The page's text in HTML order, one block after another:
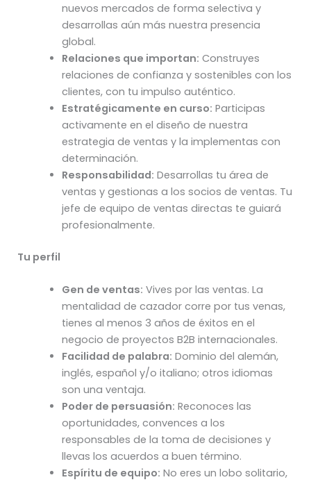
nuevos mercados de forma selectiva y
desarrollas aún más nuestra presencia
global.
Relaciones que importan: Construyes
relaciones de confianza y sostenibles con los
clientes, con tu impulso auténtico.
Estratégicamente en curso: Participas
activamente en el diseño de nuestra
estrategia de ventas y la implementas con
determinación.
Responsabilidad: Desarrollas tu área de
ventas y gestionas a los socios de ventas. Tu
jefe de equipo de ventas directas te guiará
profesionalmente.
Tu perfil
Gen de ventas: Vives por las ventas. La
mentalidad de cazador corre por tus venas,
tienes al menos 3 años de éxitos en el
negocio de proyectos B2B internacionales.
Facilidad de palabra: Dominio del alemán,
inglés, español y/o italiano; otros idiomas
son una ventaja.
Poder de persuasión: Reconoces las
oportunidades, convences a los
responsables de la toma de decisiones y
llevas los acuerdos a buen término.
Espíritu de equipo: No eres un lobo solitario,